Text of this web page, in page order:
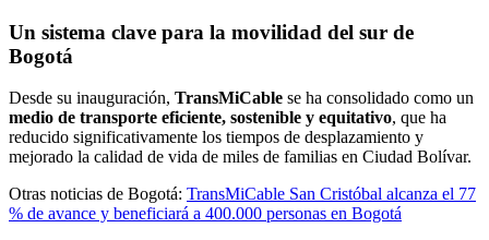
Un sistema clave para la movilidad del sur de
Bogotá
Desde su inauguración, TransMiCable se ha consolidado como un
medio de transporte eficiente, sostenible y equitativo, que ha
reducido significativamente los tiempos de desplazamiento y
mejorado la calidad de vida de miles de familias en Ciudad Bolívar.
Otras noticias de Bogotá: TransMiCable San Cristóbal alcanza el 77
% de avance y beneficiará a 400.000 personas en Bogotá